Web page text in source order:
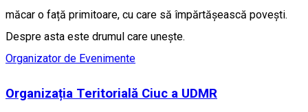
măcar o față primitoare, cu care să împărtășească povești.
Despre asta este drumul care unește.
Organizator de Evenimente
Organizația Teritorială Ciuc a UDMR